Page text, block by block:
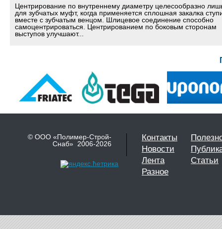
Центрирование по внутреннему диаметру целесообразно
для зубчатых муфт, когда применяется сплошная закалка
вместе с зубчатым венцом. Шлицевое соединение способно
самоцентрироваться. Центрированием по боковым сторонам
выступов улучшают...
© ООО «Полимер-Строй-
Снаб» 2006-2026
Контакты
Новости
Лента
Статьи
Разное